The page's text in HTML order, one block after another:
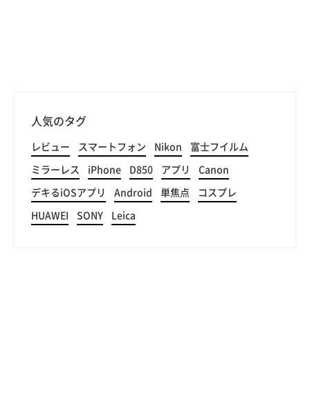
人気のタグ
レビュー スマートフォン Nikon 富士フイルム
ミラーレス iPhone D850 アプリ Canon
デキるiOSアプリ Android 単焦点 コスプレ
HUAWEI SONY Leica